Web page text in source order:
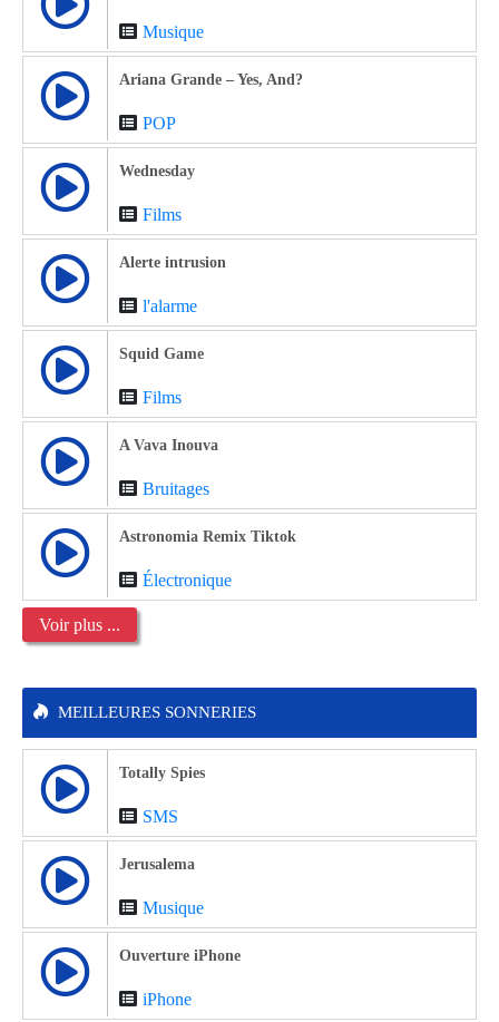
Musique
Ariana Grande – Yes, And?
POP
Wednesday
Films
Alerte intrusion
l'alarme
Squid Game
Films
A Vava Inouva
Bruitages
Astronomia Remix Tiktok
Électronique
Voir plus ...
MEILLEURES SONNERIES
Totally Spies
SMS
Jerusalema
Musique
Ouverture iPhone
iPhone